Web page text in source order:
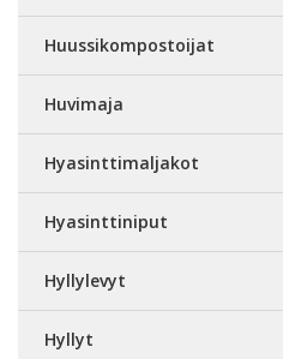
Huussikompostoijat
Huvimaja
Hyasinttimaljakot
Hyasinttiniput
Hyllylevyt
Hyllyt